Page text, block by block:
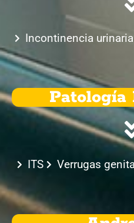
Incontinencia urinaria
Patología
ITS Verrugas